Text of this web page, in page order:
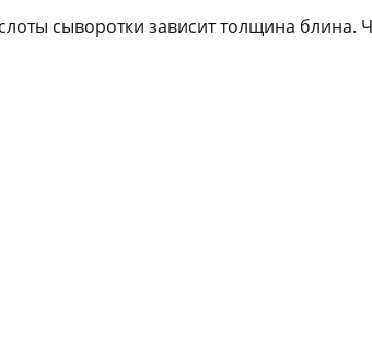
сыворотки зависит толщина блина.